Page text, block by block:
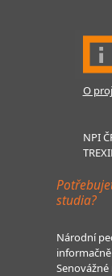
O
NPI
studia?
Národní
Senovážné